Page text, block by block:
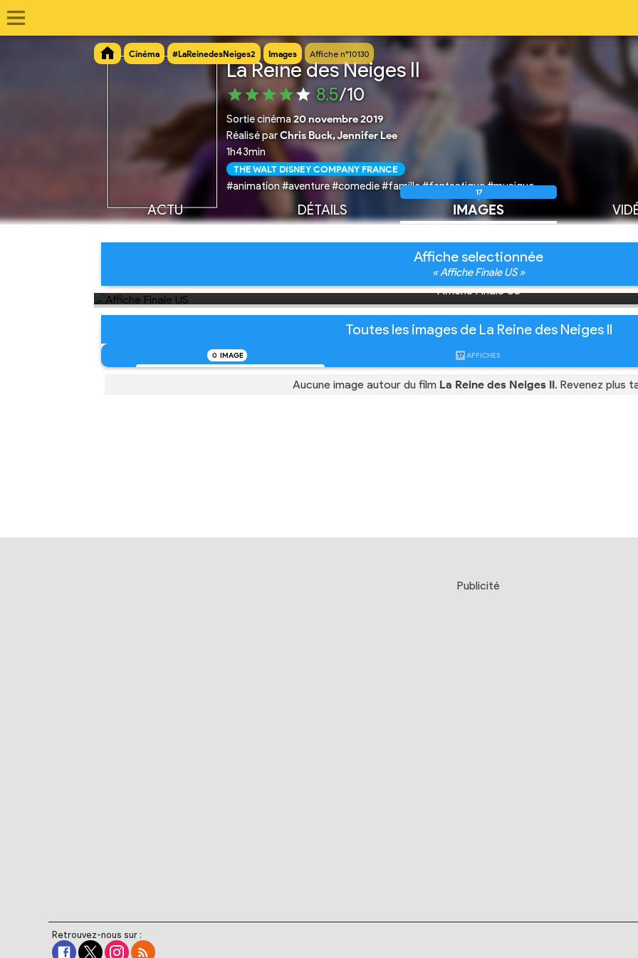
Cinéma #LaReinedesNeiges2 Images Affiche n°10130
La Reine des Neiges II
8.5/10
Sortie cinéma 20 novembre 2019
Réalisé parChris Buck, Jennifer Lee
1h43min
THE WALT DISNEY COMPANY FRANCE
#animation #aventure #comedie #famille #fantastique #musique
ACTU DÉTAILS IMAGES
17
Affiche selectionnée
« Affiche Finale US »
Affiche Finale US
Toutes les images de La Reine des Neiges II
0 IMAGE 17 AFFICHES
Aucune image autour du film La Reine des Neiges II. Revenez plus
Publicité
Retrouvez-nous sur :